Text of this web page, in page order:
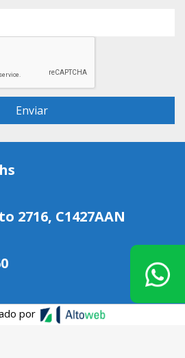
2716, C1427AAN
por